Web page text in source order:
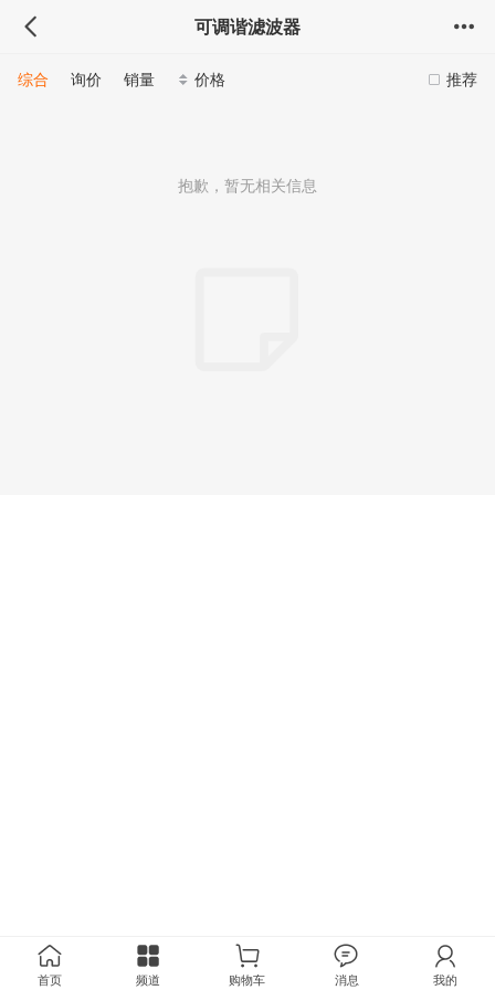
可调谐滤波器
推荐
综合 询价 销量 价格
抱歉，暂无相关信息
首页 频道 购物车 消息 我的